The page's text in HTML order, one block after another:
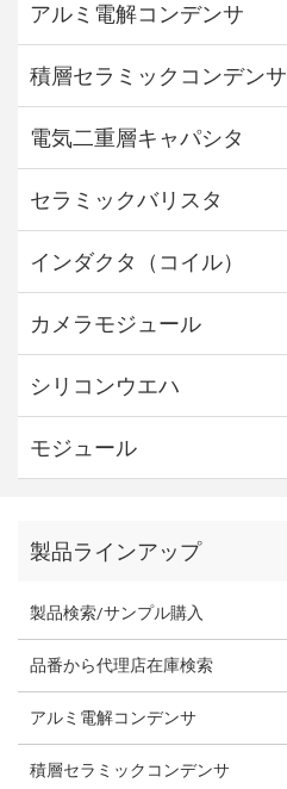
アルミ電解コンデンサ
積層セラミックコンデンサ
電気二重層キャパシタ
セラミックバリスタ
インダクタ（コイル）
カメラモジュール
シリコンウエハ
モジュール
製品ラインアップ
製品検索/サンプル購入
品番から代理店在庫検索
アルミ電解コンデンサ
積層セラミックコンデンサ